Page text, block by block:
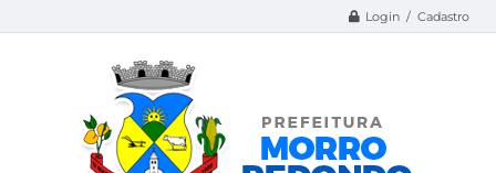
Login / Cadastro